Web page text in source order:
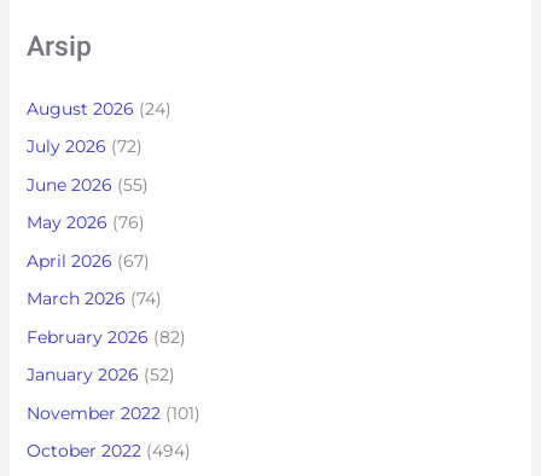
Arsip
August 2026 (24)
July 2026 (72)
June 2026 (55)
May 2026 (76)
April 2026 (67)
March 2026 (74)
February 2026 (82)
January 2026 (52)
November 2022(101)
October 2022(494)